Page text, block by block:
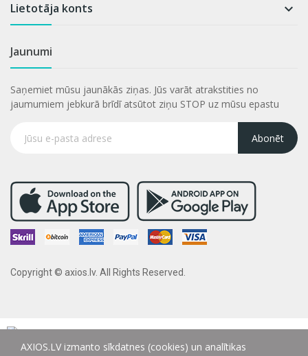
Lietotāja konts 
Jaunumi
Saņemiet mūsu jaunākās ziņas. Jūs varāt atrakstities no
jaumumiem jebkurā brīdī atsūtot ziņu STOP uz mūsu epastu
Abonēt
Copyright © axios.lv. All Rights Reserved.
AXIOS.LV izmanto sīkdatnes (cookies) un analītikas